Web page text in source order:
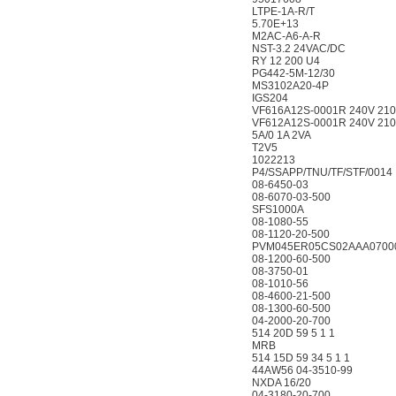
LTPE-1A-R/T
5.70E+13
M2AC-A6-A-R
NST-3.2 24VAC/DC
RY 12 200 U4
PG442-5M-12/30
MS3102A20-4P
IGS204
VF616A12S-0001R 240V
VF612A12S-0001R 240V
5A/0 1A 2VA
T2V5
1022213
P4/SSAPP/TNU/TF/STF/
08-6450-03
08-6070-03-500
SFS1000A
08-1080-55
08-1120-20-500
08-1200-60-500
08-3750-01
08-1010-56
08-4600-21-500
08-1300-60-500
04-2000-20-700
514 20D 59 5 1 1
MRB
514 15D 59 34 5 1 1
44AW56 04-3510-99
NXDA 16/20